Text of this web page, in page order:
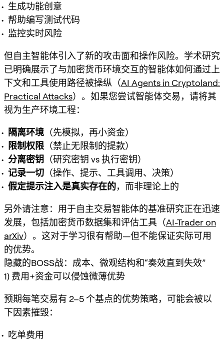
生成功能创意
帮助编写测试代码
监控实时风险
但自主智能体引入了新的攻击面和操作风险。学术研究
已明确展示了与加密货币环境交互的智能体如何通过上
下文和工具使用路径被操纵（AI Agents in Cryptoland:
Practical Attacks）。如果您尝试智能体交易，请将其
视为生产环境工程：
隔离环境 （先模拟，再小资金）
限制权限 （禁止无限制的提款）
分离密钥 （研究密钥 vs 执行密钥）
记录一切 （操作、提示、工具调用、决策）
假定提示注入是真实存在的，而非理论上的
另外请注意：用于自主交易智能体的基准研究正在迅速
发展，包括加密货币数据集和评估工具（AI-Trader on
arXiv）。这对于学习很有帮助—但不能保证实际可用
的优势。
隐藏的BOSS战：成本、微观结构和“奏效直到失效”
1) 费用+资金可以侵蚀微薄优势
预期每笔交易有 2–5 个基点的优势策略，可能会被以
下因素摧毁：
吃单费用